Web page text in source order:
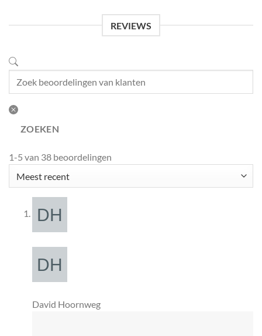
REVIEWS
ZOEKEN
1-5 van 38 beoordelingen
David Hoornweg